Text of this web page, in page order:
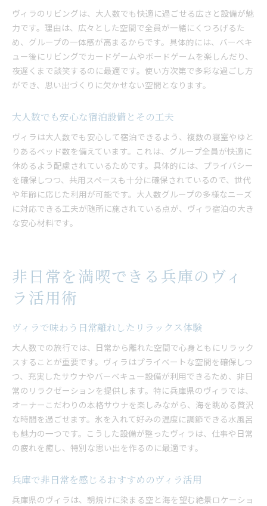
ヴィラのリビングは、大人数でも快適に過ごせる広さと設備が魅
力です。理由は、広々とした空間で全員が一緒にくつろげるた
め、グループの一体感が高まるからです。具体的には、バーベキ
ュー後にリビングでカードゲームやボードゲームを楽しんだり、
夜遅くまで談笑するのに最適です。使い方次第で多彩な過ごし方
ができ、思い出づくりに欠かせない空間となります。
大人数でも安心な宿泊設備とその工夫
ヴィラは大人数でも安心して宿泊できるよう、複数の寝室やゆと
りあるベッド数を備えています。これは、グループ全員が快適に
休めるよう配慮されているためです。具体的には、プライバシー
を確保しつつ、共用スペースも十分に確保されているので、世代
や年齢に応じた利用が可能です。大人数グループの多様なニーズ
に対応できる工夫が随所に施されている点が、ヴィラ宿泊の大き
な安心材料です。
非日常を満喫できる兵庫のヴィ
ラ活用術
ヴィラで味わう日常離れしたリラックス体験
大人数での旅行では、日常から離れた空間で心身ともにリラック
スすることが重要です。ヴィラはプライベートな空間を確保しつ
つ、充実したサウナやバーベキュー設備が利用できるため、非日
常のリラクゼーションを提供します。特に兵庫県のヴィラでは、
オーナーこだわりの本格サウナを楽しみながら、海を眺める贅沢
な時間を過ごせます。氷を入れて好みの温度に調節できる水風呂
も魅力の一つです。こうした設備が整ったヴィラは、仕事や日常
の疲れを癒し、特別な思い出を作るのに最適です。
兵庫で非日常を感じるおすすめのヴィラ活用
兵庫県のヴィラは、朝焼けに染まる空と海を望む絶景ロケーショ